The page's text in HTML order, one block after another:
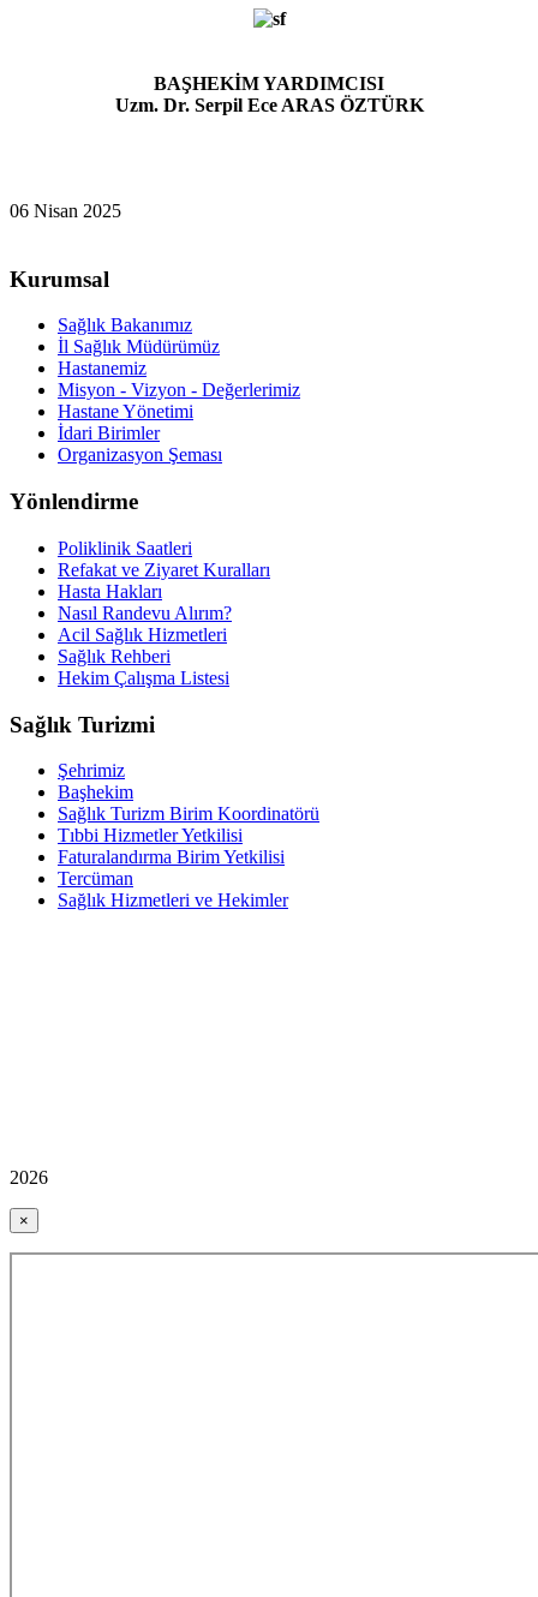
BAŞHEKİM YARDIMCISI
Uzm. Dr. Serpil Ece ARAS ÖZTÜRK
06 Nisan 2025
Kurumsal
Sağlık Bakanımız
İl Sağlık Müdürümüz
Hastanemiz
Misyon - Vizyon - Değerlerimiz
Hastane Yönetimi
İdari Birimler
Organizasyon Şeması
Yönlendirme
Poliklinik Saatleri
Refakat ve Ziyaret Kuralları
Hasta Hakları
Nasıl Randevu Alırım?
Acil Sağlık Hizmetleri
Sağlık Rehberi
Hekim Çalışma Listesi
Sağlık Turizmi
Şehrimiz
Başhekim
Sağlık Turizm Birim Koordinatörü
Tıbbi Hizmetler Yetkilisi
Faturalandırma Birim Yetkilisi
Tercüman
Sağlık Hizmetleri ve Hekimler
2026
×